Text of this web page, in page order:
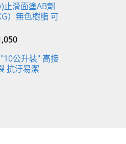
止滑面塗AB劑
）無色樹脂 可
公升裝" 高接
抗汙易潔